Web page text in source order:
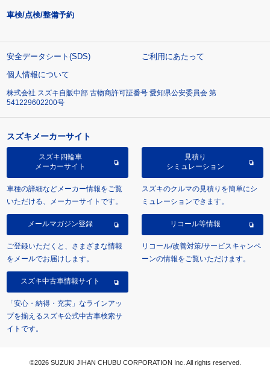
車検/点検/整備予約
安全データシート(SDS)
ご利用にあたって
個人情報について
株式会社 スズキ自販中部 古物商許可証番号 愛知県公安委員会 第
541229602200号
スズキメーカーサイト
スズキ四輪車
メーカーサイト
車種の詳細などメーカー情報をご覧
いただける、メーカーサイトです。
見積り
シミュレーション
スズキのクルマの見積りを簡単にシ
ミュレーションできます。
メールマガジン登録
ご登録いただくと、さまざまな情報
をメールでお届けします。
リコール等情報
リコール/改善対策/サービスキャンペ
ーンの情報をご覧いただけます。
スズキ中古車情報サイト
「安心・納得・充実」なラインアッ
プを揃えるスズキ公式中古車検索サ
イトです。
©2026 SUZUKI JIHAN CHUBU CORPORATION Inc. All rights reserved.